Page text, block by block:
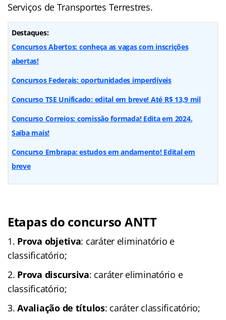
Serviços de Transportes Terrestres.
Destaques:
Concursos Abertos: conheça as vagas com inscrições
abertas!
Concursos Federais: oportunidades imperdíveis
Concurso TSE Unificado: edital em breve! Até R$ 13,9 mil
Concurso Correios: comissão formada! Edita em 2024.
Saiba mais!
Concurso Embrapa: estudos em andamento! Edital em
breve
Etapas do concurso ANTT
Prova objetiva: caráter eliminatório e
classificatório;
Prova discursiva: caráter eliminatório e
classificatório;
Avaliação de títulos: caráter classificatório;